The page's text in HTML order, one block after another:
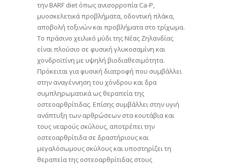
την BARF diet όπως ανισορροπία Ca-P,
μυοσκελετικά προβλήματα, οδοντική πλάκα,
αποβολή τοξινών και προβλήματα στο τρίχωμα.
Το πράσινο χειλικό μύδι της Νέας Ζηλανδίας
είναι πλούσιο σε φυσική γλυκοσαμίνη και
χονδροϊτίνη με υψηλή βιοδιαθεσιμότητα.
Πρόκειται για φυσική διατροφή που συμβάλλει
στην αναγέννηση του χόνδρου και δρα
συμπληρωματικά ως θεραπεία της
οστεοαρθρίτιδας. Επίσης συμβάλλει στην υγιή
ανάπτυξη των αρθρώσεων στα κουτάβια και
τους νεαρούς σκύλους, αποτρέπει την
οστεοαρθρίτιδα σε δραστήριους και
μεγαλόσωμους σκύλους και υποστηρίζει τη
θεραπεία της οστεοαρθρίτιδας στους